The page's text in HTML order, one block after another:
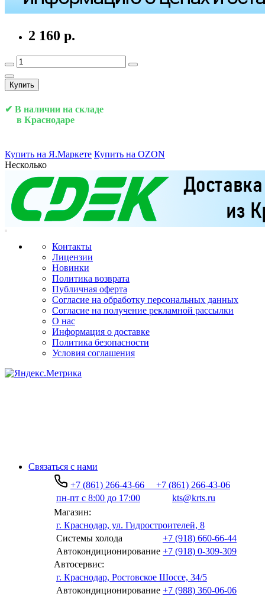
2 160 р.
Купить
✔ В наличии на складе
в Краснодаре
Купить на Я.Маркете Купить на OZON
Несколько
Контакты
Лицензии
Новинки
Политика возврата
Публичная оферта
Согласие на обработку персональных данных
Согласие на получение рекламной рассылки
О нас
Информация о доставке
Политика безопасности
Условия соглашения
Связаться с нами
+7 (861) 266-43-66
+7 (861) 266-43-06
пн-пт с 8:00 до 17:00
kts@krts.ru
Магазин:
г. Краснодар, ул. Гидростроителей, 8
Системы холода
+7 (918) 660-66-44
Автокондиционирование +7 (918) 0-309-309
Автосервис:
г. Краснодар, Ростовское Шоссе, 34/5
Автокондиционирование +7 (988) 360-06-06